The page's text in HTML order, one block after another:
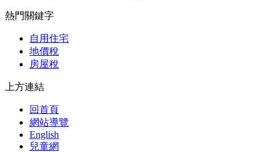
熱門關鍵字
自用住宅
地價稅
房屋稅
上方連結
回首頁
網站導覽
English
兒童網